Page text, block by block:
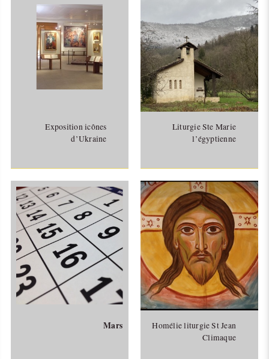
Exposition icônes
d’Ukraine
Liturgie Ste Marie
l’égyptienne
Mars
Homélie liturgie St Jean
Climaque